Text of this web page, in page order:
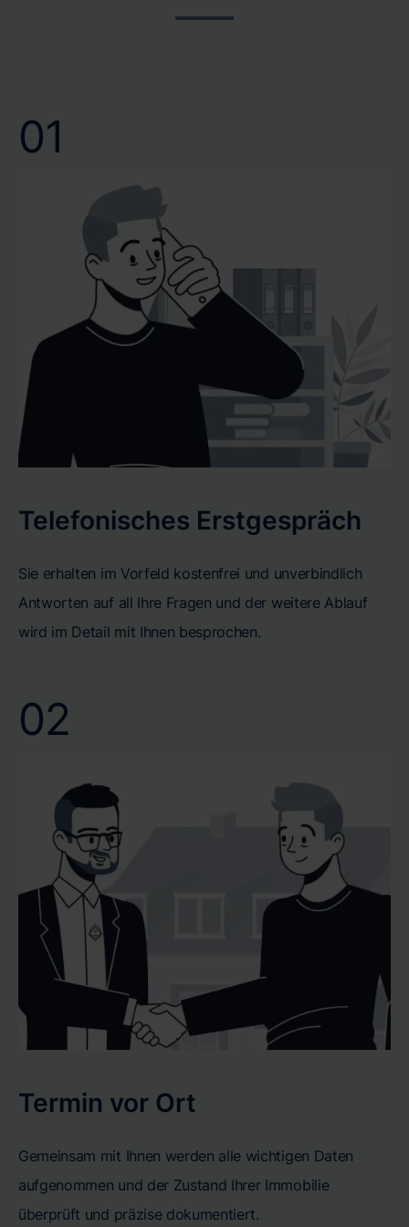
und wir bei CERTA respektieren dies. Verlassen Sie sich
lange Wartezeiten voranzutreiben. Wir bei CERTA
Vertrauen Sie auf unsere Kompetenz und Effizienz, um
Ihr Wertgutachten oder Verkehrswertgutachten
01
Telefonisches Erstgespräch
Sie erhalten im Vorfeld kostenfrei und unverbindlich
Antworten auf all Ihre Fragen und der weitere Ablauf
wird im Detail mit Ihnen besprochen.
02
Termin vor Ort
Gemeinsam mit Ihnen werden alle wichtigen Daten
aufgenommen und der Zustand Ihrer Immobilie
überprüft und präzise dokumentiert.